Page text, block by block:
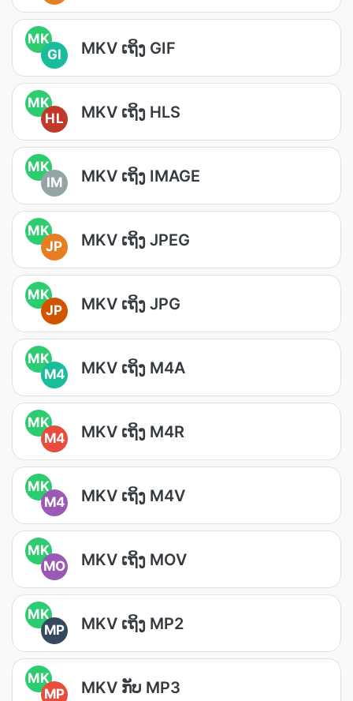
MK
GI
MKV ເຖິງ GIF
MK
HL
MKV ເຖິງ HLS
MK
IM
MKV ເຖິງ IMAGE
MK
JP
MKV ເຖິງ JPEG
MK
JP
MKV ເຖິງ JPG
MK
M4
MKV ເຖິງ M4A
MK
M4
MKV ເຖິງ M4R
MK
M4
MKV ເຖິງ M4V
MK
MO
MKV ເຖິງ MOV
MK
MP
MKV ເຖິງ MP2
MK
MP
MKV ກັບ MP3